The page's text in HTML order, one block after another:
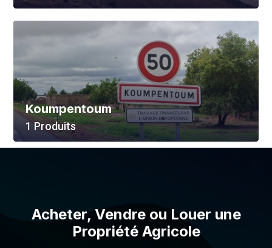
Voir Tout
Koumpentoum
1 Produits
Acheter, Vendre ou Louer une
Propriété Agricole